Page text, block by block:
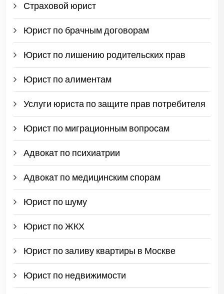
Страховой юрист
Юрист по брачным договорам
Юрист по лишению родительских прав
Юрист по алиментам
Услуги юриста по защите прав потребителя
Юрист по миграционным вопросам
Адвокат по психиатрии
Адвокат по медицинским спорам
Юрист по шуму
Юрист по ЖКХ
Юрист по заливу квартиры в Москве
Юрист по недвижимости